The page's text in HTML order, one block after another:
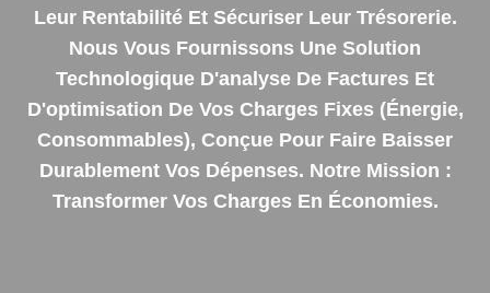
Leur Rentabilité Et Sécuriser Leur Trésorerie.
Nous Vous Fournissons Une Solution
Technologique D'analyse De Factures Et
D'optimisation De Vos Charges Fixes (énergie,
Consommables), Conçue Pour Faire Baisser
Durablement Vos Dépenses. Notre Mission :
Transformer Vos Charges En Économies.